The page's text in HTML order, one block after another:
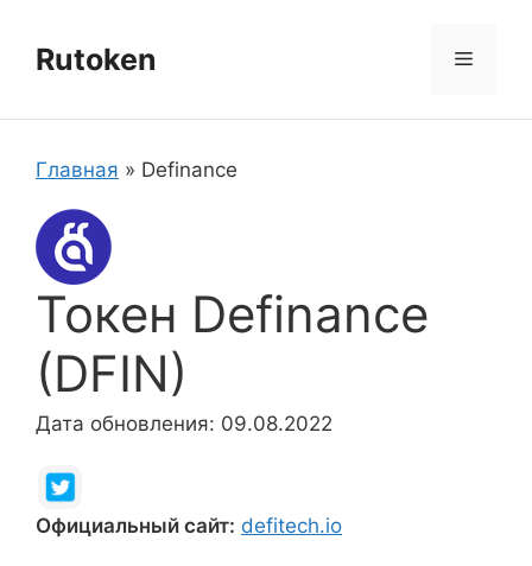
содержимому
Rutoken Меню
Главная » Definance
Токен Definance
(DFIN)
Дата обновления: 09.08.2022
Официальный сайт: defitech.io